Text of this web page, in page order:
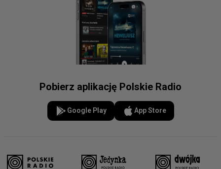
Pobierz aplikację Polskie Radio
Google Play App Store